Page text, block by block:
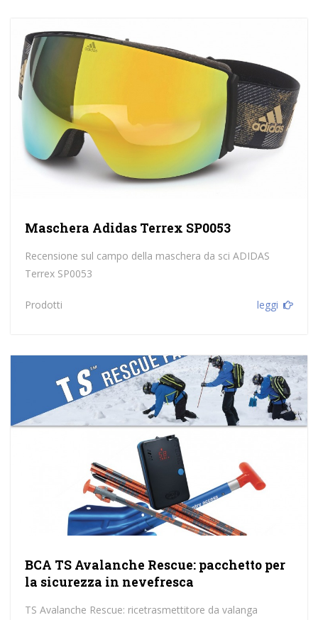
Maschera Adidas Terrex SP0053
Recensione sul campo della maschera da sci ADIDAS
Terrex SP0053
Prodotti leggi
BCA TS Avalanche Rescue: pacchetto per
la sicurezza in nevefresca
TS Avalanche Rescue: ricetrasmettitore da valanga